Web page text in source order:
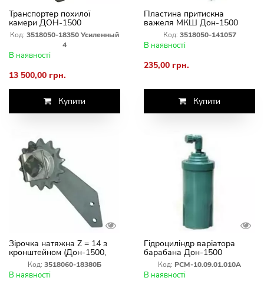
Транспортер похилої
камери ДОН-1500
посилений на болтах ЗІПК
Код: 3518050-18350 Усиленный
4
В наявності
13 500,00 грн.
Купити
Пластина притискна
важеля МКШ Дон-1500
3518050-141057
Код: 3518050-141057
В наявності
235,00 грн.
Купити
Зірочка натяжна Z = 14 з
кронштейном (Дон-1500,
Вектор) 3518060-18380Б
Код: 3518060-18380Б
В наявності
Гідроциліндр варіатора
барабана Дон-1500
Код: РСМ-10.09.01.010А
В наявності